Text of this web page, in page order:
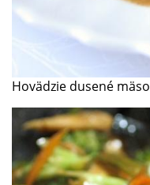
Hovädzie dusené mäso